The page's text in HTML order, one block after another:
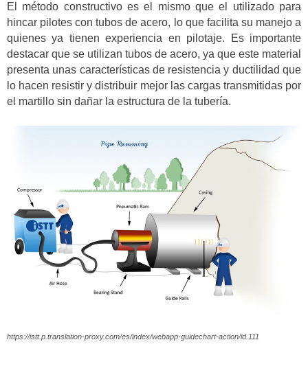
El método constructivo es el mismo que el utilizado para
hincar pilotes con tubos de acero, lo que facilita su manejo a
quienes ya tienen experiencia en pilotaje. Es importante
destacar que se utilizan tubos de acero, ya que este material
presenta unas características de resistencia y ductilidad que
lo hacen resistir y distribuir mejor las cargas transmitidas por
el martillo sin dañar la estructura de la tubería.
https://istt.p.translation-proxy.com/es/index/webapp-guidechart-action/id.111